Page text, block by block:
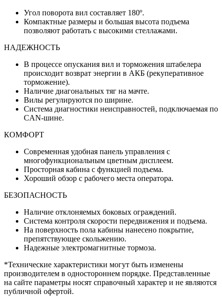
Угол поворота вил составляет 180º.
Компактные размеры и большая высота подъема
позволяют работать с высокими стеллажами.
НАДЕЖНОСТЬ
В процессе опускания вил и торможения штабелера
происходит возврат энергии в АКБ (рекуперативное
торможение).
Наличие диагональных тяг на мачте.
Вилы регулируются по ширине.
Система диагностики неисправностей, подключаемая по
CAN-шине.
КОМФОРТ
Современная удобная панель управления с
многофункциональным цветным дисплеем.
Просторная кабина с функцией подъема.
Хороший обзор с рабочего места оператора.
БЕЗОПАСНОСТЬ
Наличие отклоняемых боковых ограждений.
Система контроля скорости передвижения и подъема.
На поверхность пола кабины нанесено покрытие,
препятствующее скольжению.
Надежные электромагнитные тормоза.
*Технические характеристики могут быть изменены
производителем в одностороннем порядке. Представленные
на сайте параметры носят справочный характер и не являются
публичной офертой.